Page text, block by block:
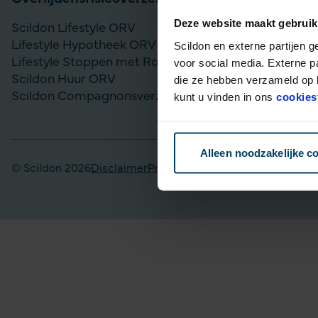
Deze website maakt
Scildon en externe partijen
voor social media. Externe
die ze hebben verzameld
kunt u vinden in ons
Alleen noodzakelijke
Scildon Lifestyle ORV
Lifestyle Hypotheek ORV
Lifestyle Stoppen met Roken ORV
Scildon Huur ORV
Scildon Compagnonsverzekering
Vergelijk
Gouden
Lijfrente
Particulier
Scildon
© Scildon 2026Disclaimer Privacy statement